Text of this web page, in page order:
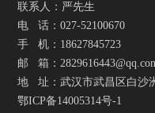
联系人：严先生
电 话：027-52100670
手 机：18627845723
邮 箱：
地 址：武汉市武昌区白沙
鄂ICP备14005314号-1